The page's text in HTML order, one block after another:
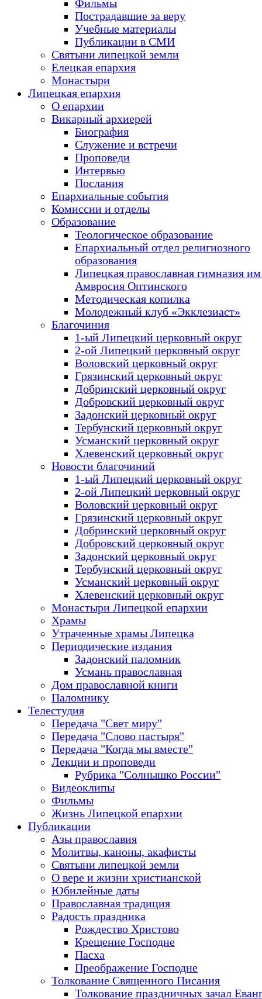
Фильмы
Пострадавшие за веру
Учебные материалы
Публикации в СМИ
Святыни липецкой земли
Елецкая епархия
Монастыри
Липецкая епархия
О епархии
Викарный архиерей
Биография
Служение и встречи
Проповеди
Интервью
Послания
Епархиальные события
Комиссии и отделы
Образование
Теологическое образование
Епархиальный отдел религиозного
образования
Липецкая православная гимназия
Амвросия Оптинского
Методическая копилка
Молодежный клуб «Экклезиаст»
Благочиния
1-ый Липецкий церковный округ
2-ой Липецкий церковный округ
Воловский церковный округ
Грязинский церковный округ
Добринский церковный округ
Добровский церковный округ
Задонский церковный округ
Тербунский церковный округ
Усманский церковный округ
Хлевенский церковный округ
Новости благочиний
1-ый Липецкий церковный округ
2-ой Липецкий церковный округ
Воловский церковный округ
Грязинский церковный округ
Добринский церковный округ
Добровский церковный округ
Задонский церковный округ
Тербунский церковный округ
Усманский церковный округ
Хлевенский церковный округ
Монастыри Липецкой епархии
Храмы
Утраченные храмы Липецка
Периодические издания
Задонский паломник
Усмань православная
Дом православной книги
Паломнику
Телестудия
Передача "Свет миру"
Передача "Слово пастыря"
Передача "Когда мы вместе"
Лекции и проповеди
Рубрика "Солнышко России"
Видеоклипы
Фильмы
Жизнь Липецкой епархии
Публикации
Азы православия
Молитвы, каноны, акафисты
Святыни липецкой земли
О вере и жизни христианской
Юбилейные даты
Православная традиция
Радость праздника
Рождество Христово
Крещение Господне
Пасха
Преображение Господне
Толкование Священного Писания
Толкование праздничных зачал